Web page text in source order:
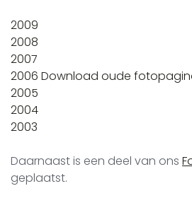
2009
2008
2007
2006 Download oude
2005
2004
2003
Daarnaast is een deel van ons
geplaatst.